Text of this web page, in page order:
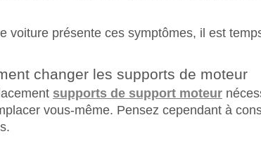
voiture présente ces symptômes, il est
changer les supports de moteur
supports de support moteur
vous-même. Pensez cependant à